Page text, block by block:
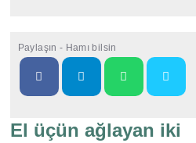
Paylaşın - Hamı bilsin
El üçün ağlayan iki